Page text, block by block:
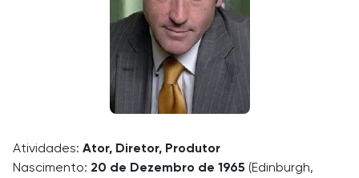
Atividades: Ator, Diretor, Produtor
Nascimento: 20 de Dezembro de 1965 (Edinburgh,